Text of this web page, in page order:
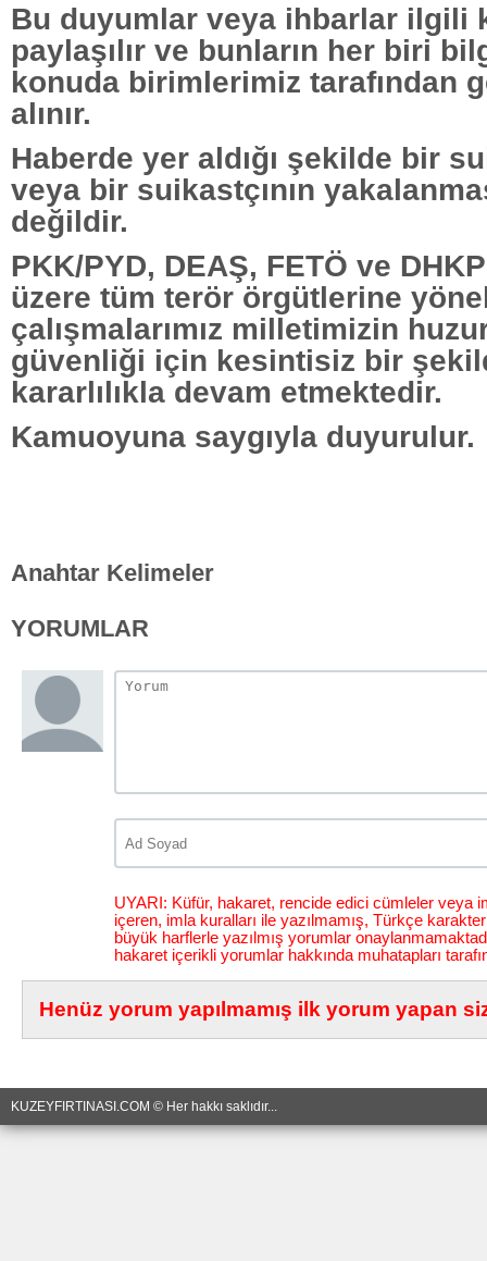
Bu duyumlar veya ihbarlar ilgili
paylaşılır ve bunların her biri
konuda birimlerimiz tarafından
alınır.
Haberde yer aldığı şekilde bir
veya bir suikastçının
değildir.
PKK/PYD, DEAŞ, FETÖ ve
üzere tüm terör örgütlerine
çalışmalarımız milletimizin
güvenliği için kesintisiz bir
kararlılıkla devam etmektedir.
Kamuoyuna saygıyla duyurulur.
Anahtar Kelimeler
YORUMLAR
UYARI: Küfür, hakaret, rencide edici cümleler veya
içeren, imla kuralları ile yazılmamış, Türkçe
büyük harflerle yazılmış yorumlar
hakaret içerikli yorumlar hakkında muhatapları
Henüz yorum yapılmamış ilk yorum yapan
KUZEYFIRTINASI.COM © Her hakkı saklıdır...